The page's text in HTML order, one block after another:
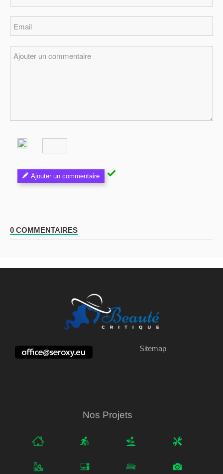
Ajouter un commentaire
0 COMMENTAIRES
Sitemap
Nos Projets